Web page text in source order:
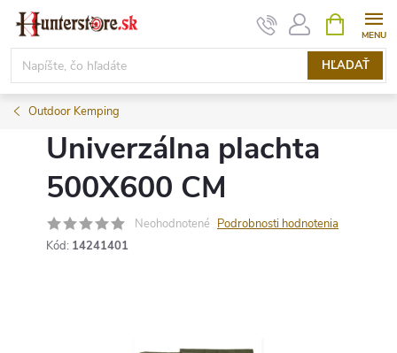
Prejsť
obsah
HĽADAŤ
KOŠÍK
Outdoor Kemping
Univerzálna plachta
500X600 CM
Neohodnotené Podrobnosti hodnotenia
Kód: 14241401